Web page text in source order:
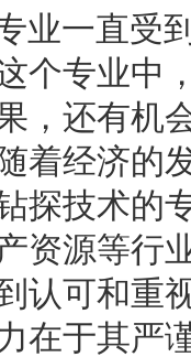
业一直受
个专业中
，还有机
着经济的
探技术的
资源等行
认可和重
在于其严